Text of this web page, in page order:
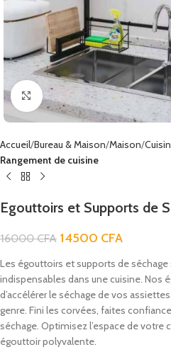
Click to enlarge
Accueil Bureau & Maison Maison
Rangement de cuisine
Egouttoirs et Supports de
16000CFA 14500 CFA
Les égouttoirs et supports de
indispensables dans une cuisine. Nos
d’accélérer le séchage de vos
genre. Fini les corvées, faites
séchage. Optimisez l’espace de votre
égouttoir polyvalente.